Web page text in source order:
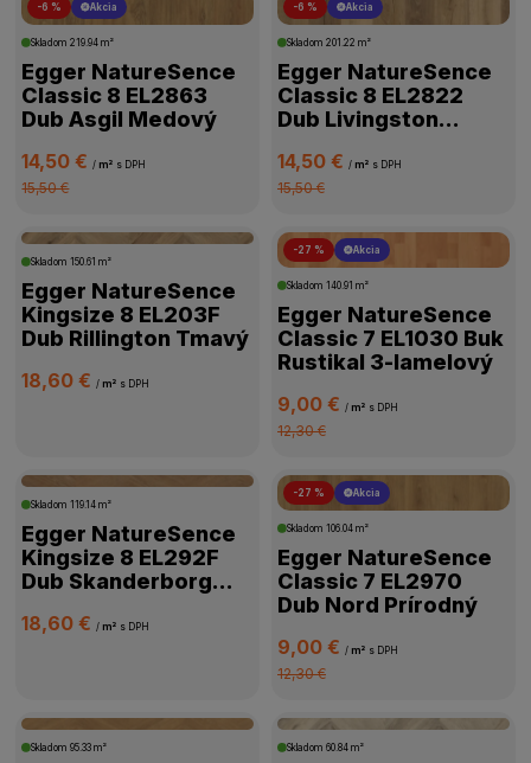
ŠTÍTKY PRODUKTOV
CENA
VODEODOLNOSŤ
HRÚBKA PODLAHY
KOLEKCIA
SPÔSOB POKLÁDKY
DOSTUPNOSŤ
-6 % Akcia
Skladom219.94 m²
Egger NatureSence
Classic 8 EL2863
Dub Asgil Medový
14,50 €/ m² s DPH
15,50 €
-6 % Akcia
Skladom 201.22 m²
Egger NatureSence
Classic 8 EL2822
Dub Livingston
14,50 € / m² s DPH
15,50 €
Skladom150.61 m²
Egger NatureSence
Kingsize 8 EL203F
Dub Rillington Tmavý
18,60 €/ m² s DPH
-27 % Akcia
Skladom 140.91 m²
Egger NatureSence
Classic 7 EL1030 Buk
Rustikal 3-lamelový
9,00 € / m² s DPH
12,30 €
Skladom119.14 m²
Egger NatureSence
Kingsize 8 EL292F
Dub Skanderborg
18,60 €/ m² s DPH
-27 % Akcia
Skladom 106.04 m²
Egger NatureSence
Classic 7 EL2970
Dub Nord Prírodný
9,00 € / m² s DPH
12,30 €
Skladom95.33 m² Skladom 60.84 m²